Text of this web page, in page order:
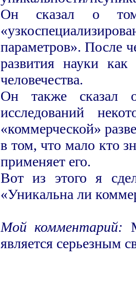
Он сказал о
параметров». После
развития науки
человечества.
Он также сказал о
исследований
«коммерческой»
в том, что мало кто
применяет его.
Вот из этого я
«Уникальна ли
Мой комментарий:
является серьезным